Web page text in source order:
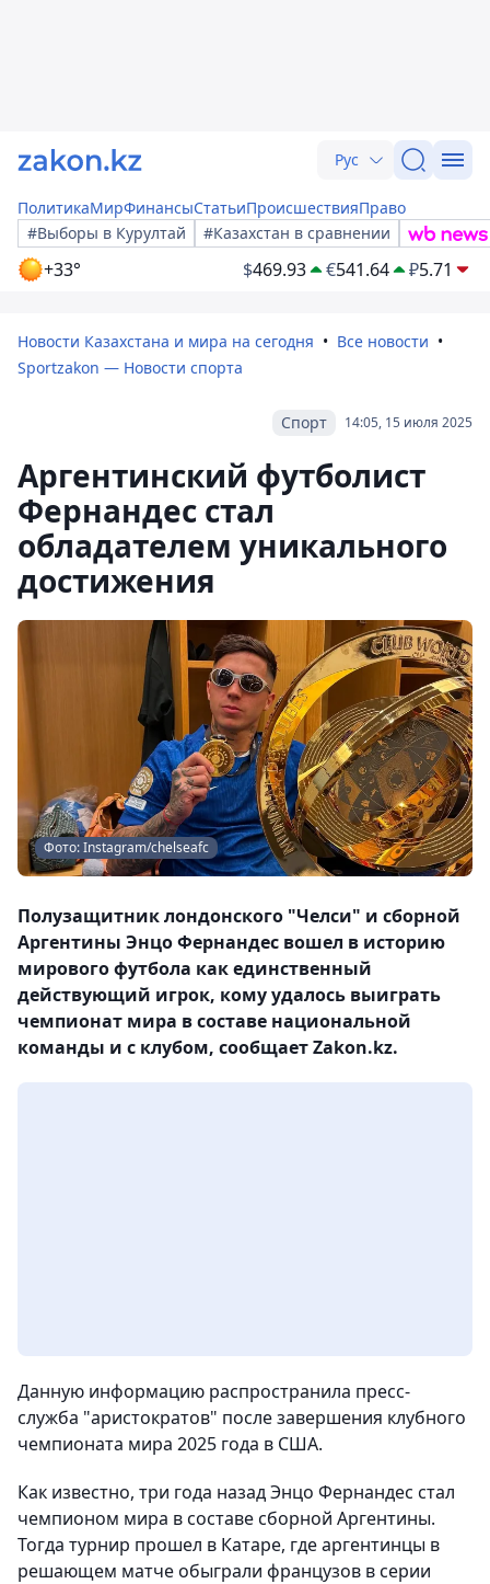
Рус
ПолитикаМирФинансыСтатьиПроисшествияПраво
#Выборы в Курултай
#Казахстан в сравнении
+33° $469.93 €541.64 ₽5.71
Новости Казахстана и мира на сегодня
Все новости
Sportzakon — Новости спорта
14:05, 15 июля 2025
Спорт
Аргентинский футболист
Фернандес стал
обладателем уникального
достижения
Фото: Instagram/chelseafc
Полузащитник лондонского "Челси" и сборной
Аргентины Энцо Фернандес вошел в историю
мирового футбола как единственный
действующий игрок, кому удалось выиграть
чемпионат мира в составе национальной
команды и с клубом, сообщает Zakon.kz.
Данную информацию распространила пресс-
служба "аристократов" после завершения клубного
чемпионата мира 2025 года в США.
Как известно, три года назад Энцо Фернандес стал
чемпионом мира в составе сборной Аргентины.
Тогда турнир прошел в Катаре, где аргентинцы в
решающем матче обыграли французов в серии